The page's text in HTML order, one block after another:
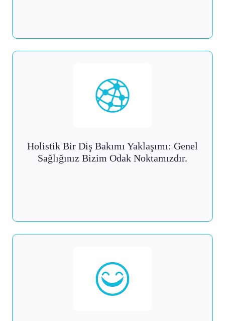
Holistik Bir Diş Bakımı Yaklaşımı: Genel
Sağlığınız Bizim Odak Noktamızdır.